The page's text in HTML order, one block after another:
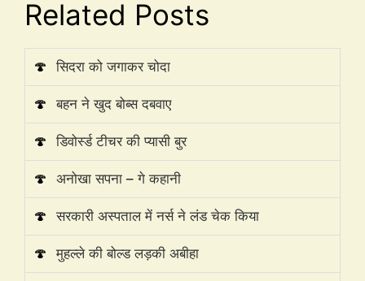
Related Posts
🍄 सिदरा को जगाकर चोदा
🍄 बहन ने खुद बोब्स दबवाए
🍄 डिवोर्स्ड टीचर की प्यासी बुर
🍄 अनोखा सपना – गे कहानी
🍄 सरकारी अस्पताल में नर्स ने लंड चेक किया
🍄 मुहल्ले की बोल्ड लड़की अबीहा